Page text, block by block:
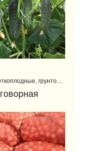
Огурцы короткоплодные, грунтовые